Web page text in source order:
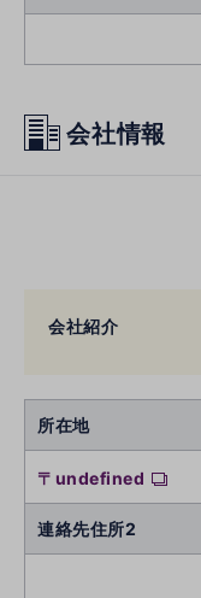
会社情報
会社紹介
所在地
〒undefined
連絡先住所2